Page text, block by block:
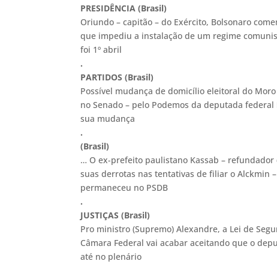
PRESIDÊNCIA (Brasil)
Oriundo – capitão – do Exército, Bolsonaro
que impediu a instalação de um regime
foi 1º abril
.
PARTIDOS (Brasil)
Possível mudança de domicílio eleitoral do
no Senado – pelo Podemos da deputada
sua mudança
.
(Brasil)
… O ex-prefeito paulistano Kassab – refundador
suas derrotas nas tentativas de filiar o Alckmin
permaneceu no PSDB
.
JUSTIÇAS (Brasil)
Pro ministro (Supremo) Alexandre, a Lei de
Câmara Federal vai acabar aceitando que o
até no plenário